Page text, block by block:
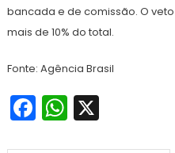
bancada e de comissão. O
mais de 10% do total.
Fonte: Agência Brasil
Facebook
X